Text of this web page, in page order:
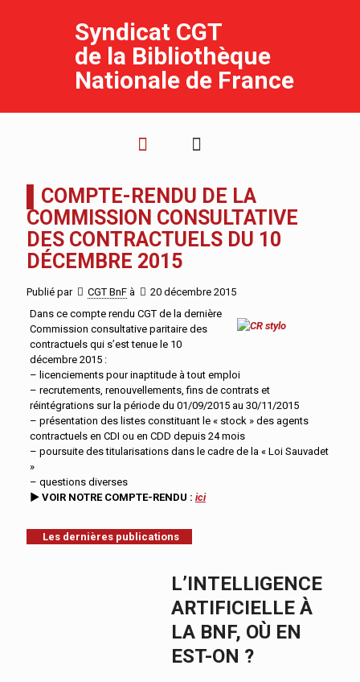
Syndicat CGT
de la Bibliothèque
Nationale de France
▌COMPTE-RENDU DE LA
COMMISSION CONSULTATIVE
DES CONTRACTUELS DU 10
DÉCEMBRE 2015
Publié par CGT BnF à
20 décembre 2015
Dans ce compte rendu CGT de la dernière
Commission consultative paritaire des
contractuels qui s’est tenue le 10
décembre 2015 :
– licenciements pour inaptitude à tout emploi
– recrutements, renouvellements, fins de contrats et
réintégrations sur la période du 01/09/2015 au 30/11/2015
– présentation des listes constituant le « stock » des agents
contractuels en CDI ou en CDD depuis 24 mois
– poursuite des titularisations dans le cadre de la « Loi Sauvadet
»
– questions diverses
► VOIR NOTRE COMPTE-RENDU : ici
Les dernières publications
L’INTELLIGENCE
ARTIFICIELLE À
LA BNF, OÙ EN
EST-ON ?